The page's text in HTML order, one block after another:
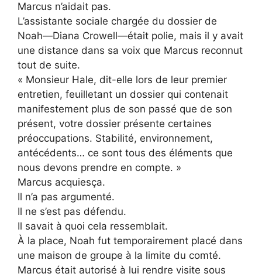
Marcus n’aidait pas.
L’assistante sociale chargée du dossier de
Noah—Diana Crowell—était polie, mais il y avait
une distance dans sa voix que Marcus reconnut
tout de suite.
« Monsieur Hale, dit-elle lors de leur premier
entretien, feuilletant un dossier qui contenait
manifestement plus de son passé que de son
présent, votre dossier présente certaines
préoccupations. Stabilité, environnement,
antécédents… ce sont tous des éléments que
nous devons prendre en compte. »
Marcus acquiesça.
Il n’a pas argumenté.
Il ne s’est pas défendu.
Il savait à quoi cela ressemblait.
À la place, Noah fut temporairement placé dans
une maison de groupe à la limite du comté.
Marcus était autorisé à lui rendre visite sous